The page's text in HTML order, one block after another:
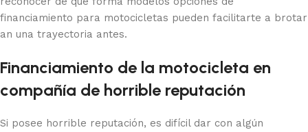
financiamiento para motocicletas pueden facilitarte a brotar
an una trayectoria antes.
Financiamiento de la motocicleta en
compañía de horrible reputación
Si posee horrible reputación, es difícil dar con algún